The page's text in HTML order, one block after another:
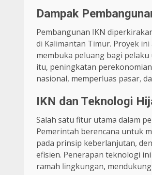
Dampak
Pembangunan IKN
di Kalimantan Timur. Proyek
membuka peluang bagi
itu, peningkatan
nasional, memperluas pasar,
IKN dan Teknologi
Salah satu fitur utama dalam
Pemerintah berencana untuk
pada prinsip keberlanjutan,
efisien. Penerapan teknologi
ramah lingkungan,